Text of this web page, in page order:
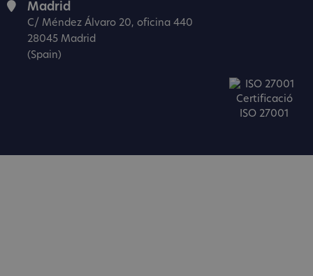
Madrid
C/ Méndez Álvaro 20, oficina 440
28045 Madrid
(Spain)
Certificació
ISO 27001